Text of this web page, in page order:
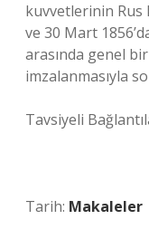
kuvvetlerinin Rus
ve 30 Mart
arasında genel
imzalanmasıyla
Tavsiyeli
Tarih: Makaleler